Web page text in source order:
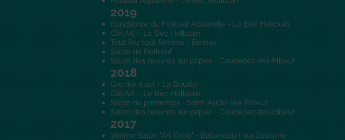
2019
Fondatrice du Festival Aquarelle - Le Bec Hellouin
Clik'Art – Le Bec Hellouin
Tout feu tout femme - Bernay
Salon de Belbeuf
Salon des œuvres sur papier - Caudebec-lès-Elbeuf
2018
Grenier à sel - La Bouille
Clik'Art – Le Bec Hellouin
Salon de printemps - Saint-Aubin-lès-Elbeuf
Salon des œuvres sur papier - Caudebec-lès-Elbeuf
2017
38ème Salon "Art Expo" - Ballancourt sur Essonne